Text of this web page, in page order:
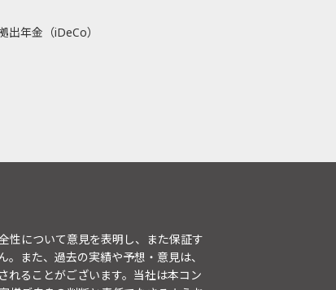
出年金（iDeCo）
性について意見を表明し、また保証す
また、過去の実績や予想・意見は、
れることがございます。当社は本コン